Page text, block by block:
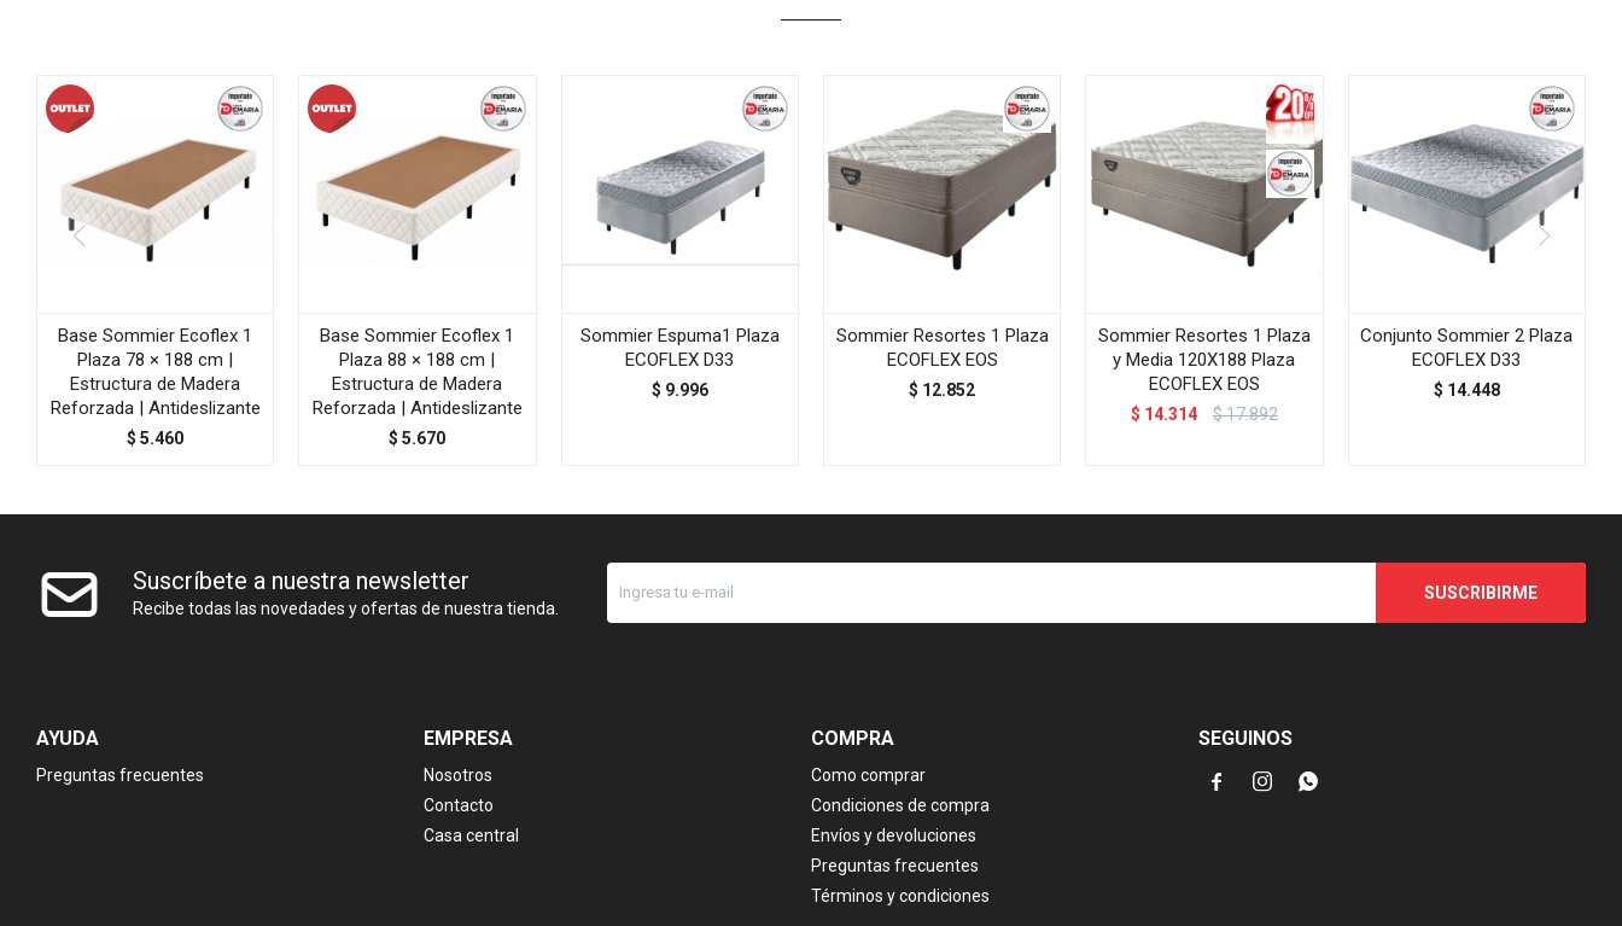
Base Sommier Ecoflex 1
Plaza 78 × 188 cm |
Estructura de Madera
Reforzada | Antideslizante
$ 5.460
Base Sommier Ecoflex 1
Plaza 88 × 188 cm |
Estructura de Madera
Reforzada | Antideslizante
$ 5.670
Sommier Espuma1 Plaza
ECOFLEX D33
$ 9.996
Sommier Resortes 1 Plaza
ECOFLEX EOS
$ 12.852
Sommier Resortes 1 Plaza
y Media 120X188 Plaza
ECOFLEX EOS
$ 14.314 $17.892
Conjunto Sommier 2 Plaza
ECOFLEX D33
$ 14.448
Suscríbete a nuestra newsletter
Recibe todas las novedades y ofertas de nuestra tienda.
SUSCRIBIRME
AYUDA
Preguntas frecuentes
EMPRESA
Nosotros
Contacto
Casa central
COMPRA
Como comprar
Condiciones de compra
Envíos y devoluciones
Preguntas frecuentes
Términos y condiciones
SEGUINOS
  